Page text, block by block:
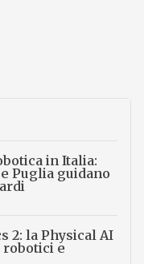
in Italia:
Puglia guidano
2: la Physical AI
e